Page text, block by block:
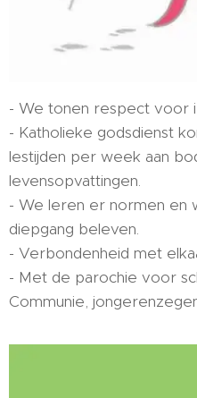
- We tonen respect voor
- Katholieke godsdienst
lestijden per week aan
levensopvattingen.
- We leren er normen en
diepgang beleven.
- Verbondenheid met
- Met de parochie voor
Communie,